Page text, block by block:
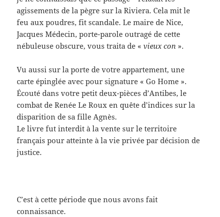
agissements de la pègre sur la Riviera. Cela mit le
feu aux poudres, fit scandale. Le maire de Nice,
Jacques Médecin, porte-parole outragé de cette
nébuleuse obscure, vous traita de «vieux con ».
Vu aussi sur la porte de votre appartement, une
carte épinglée avec pour signature « Go Home ».
Écouté dans votre petit deux-pièces d’Antibes, le
combat de Renée Le Roux en quête d’indices sur la
disparition de sa fille Agnès.
Le livre fut interdit à la vente sur le territoire
français pour atteinte à la vie privée par décision de
justice.
C’est à cette période que nous avons fait
connaissance.